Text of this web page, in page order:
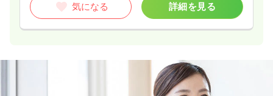
気になる 詳細を見る